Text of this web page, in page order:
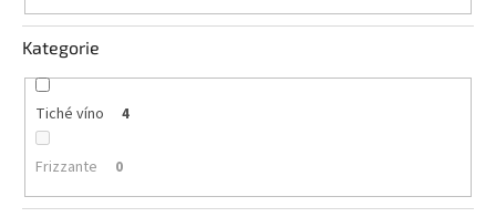
Kategorie
Tiché víno 4
Frizzante 0